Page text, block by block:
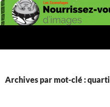
Aller
au
Archives par mot-clé :